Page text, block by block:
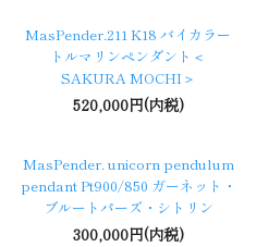
MasPender.211 K18 バイカラー
トルマリンペンダント＜
SAKURA MOCHI＞
520,000円(内税)
MasPender. unicorn pendulum
pendant Pt900/850 ガーネット・
ブルートパーズ・シトリン
300,000円(内税)